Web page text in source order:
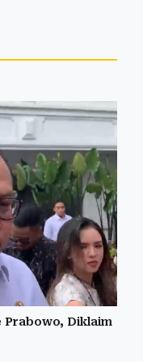
Prabowo, Diklaim